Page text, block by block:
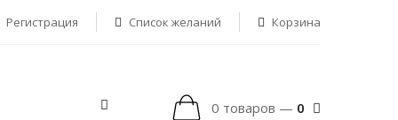
Регистрация Список желаний Корзина
0 товаров — 0